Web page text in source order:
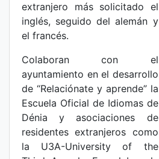
extranjero más solicitado el
inglés, seguido del alemán y
el francés.
Colaboran con el
ayuntamiento en el desarrollo
de “Relaciónate y aprende” la
Escuela Oficial de Idiomas de
Dénia y asociaciones de
residentes extranjeros como
la U3A-University of the